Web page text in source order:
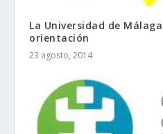
La Universidad de
orientación
23 agosto, 2014